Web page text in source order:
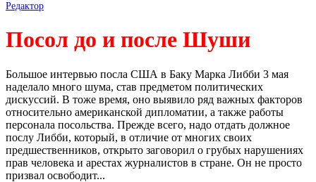
Редактор
Посол до и после Шуши
Большое интервью посла США в Баку Марка Либби 3 мая
наделало много шума, став предметом политических
дискуссий. В тоже время, оно выявило ряд важных факторов
относительно американской дипломатии, а также работы
персонала посольства. Прежде всего, надо отдать должное
послу Либби, который, в отличие от многих своих
предшественников, открыто заговорил о грубых нарушениях
прав человека и арестах журналистов в стране. Он не просто
призвал освободит...